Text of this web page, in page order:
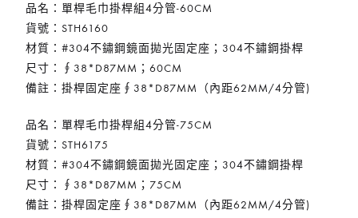
品名：單桿毛巾掛桿組4分管-60CM
貨號：STH6160
材質：#304不鏽鋼鏡面拋光固定座；304不鏽鋼掛桿
尺寸：∮38*D87MM；60CM
備註：掛桿固定座∮38*D87MM（內距62MM/4分管)
品名：單桿毛巾掛桿組4分管-75CM
貨號：STH6175
材質：#304不鏽鋼鏡面拋光固定座；304不鏽鋼掛桿
尺寸：∮38*D87MM；75CM
備註：掛桿固定座∮38*D87MM（內距62MM/4分管)